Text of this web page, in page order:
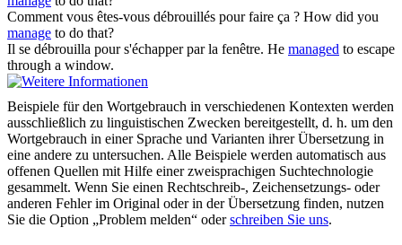
Comment vous êtes-vous débrouillés pour faire ça ? How did you
manage to do that?
Il se débrouilla pour s'échapper par la fenêtre. He managed to escape
through a window.
Beispiele für den Wortgebrauch in verschiedenen Kontexten werden
ausschließlich zu linguistischen Zwecken bereitgestellt, d. h. um den
Wortgebrauch in einer Sprache und Varianten ihrer Übersetzung in
eine andere zu untersuchen. Alle Beispiele werden automatisch aus
offenen Quellen mit Hilfe einer zweisprachigen Suchtechnologie
gesammelt. Wenn Sie einen Rechtschreib-, Zeichensetzungs- oder
anderen Fehler im Original oder in der Übersetzung finden, nutzen
Sie die Option „Problem melden“ oderschreiben Sie uns.